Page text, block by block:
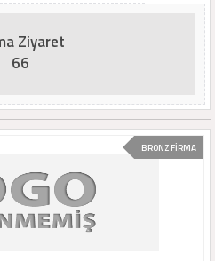
Ziyaret
66
BRONZ FİRMA